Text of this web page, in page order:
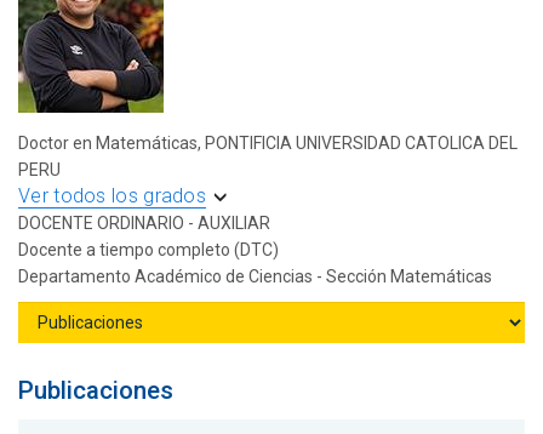
Doctor en Matemáticas, PONTIFICIA UNIVERSIDAD CATOLICA DEL
PERU
Ver todos los grados
DOCENTE ORDINARIO - AUXILIAR
Docente a tiempo completo (DTC)
Departamento Académico de Ciencias - Sección Matemáticas
Publicaciones